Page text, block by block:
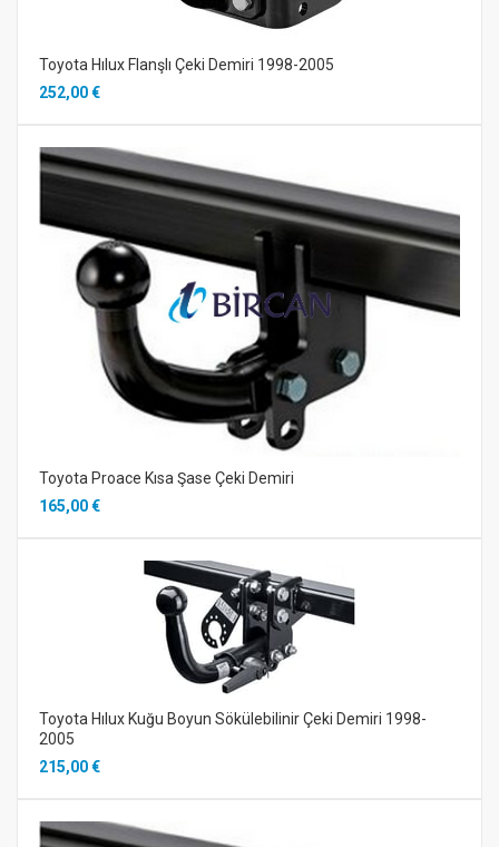
Toyota Hılux Flanşlı Çeki Demiri 1998-2005
252,00 €
Toyota Proace Kısa Şase Çeki Demiri
165,00 €
Toyota Hılux Kuğu Boyun Sökülebilinir Çeki Demiri 1998-
2005
215,00 €